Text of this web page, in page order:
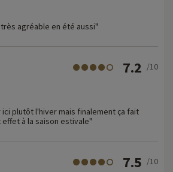
agréable en été aussi"
7.2 /10
plutôt l'hiver mais finalement ça fait
à la saison estivale"
7.5 /10